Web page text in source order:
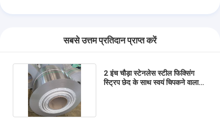
सबसे उत्तम प्रतिदान प्राप्त करें
2 इंच चौड़ा स्टेनलेस स्टील फिक्सिंग
स्ट्रिप छेद के साथ स्वयं चिपकने वाला